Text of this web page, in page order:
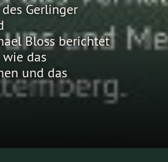
Gerlinger
Bloss berichtet
das
und das